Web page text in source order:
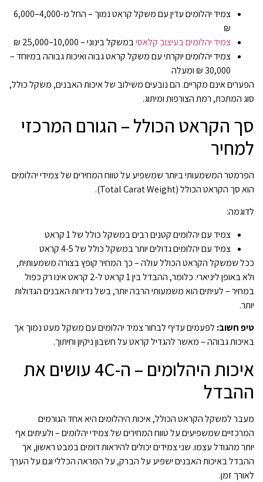
צמיד יהלומים עדין עם משקל קראט נמוך – החל מ-4,000–6,000
₪
צמיד יהלומים בעיצוב קלאסיבמשקל בינוני – 10,000–25,000 ₪
צמיד יהלומים יוקרתי עם משקל קראט גבוה ואיכות גבוהה במיוחד –
30,000 ₪ ומעלה
הפערים אינם מקריים. הם נובעים משילוב של איכות האבנים, משקל כולל,
סוג המתכת, רמת הצורפות ומיתוג.
סך הקראט הכולל – הגורם המרכזי
למחיר
הפרמטר המשמעותי ביותר שמשפיע על טווח המחירים של צמידי יהלומים
הוא סך הקראט הכולל (Total Carat Weight).
לדוגמה:
צמיד עם יהלומים קטנים רבים במשקל כולל של 1 קראט
צמיד עם יהלומים גדולים יותר במשקל כולל של 4-5 קראט
ככל שמשקל הקראט הכולל עולה – כך המחיר קופץ בצורה משמעותית,
ולא באופן ליניארי. כלומר, ההבדל בין 1 קראט ל-2 קראט אינו רק כפול
במחיר – לעיתים הוא משמעותי הרבה יותר, בשל נדירות האבנים הגדולות
יותר.
טיפ חשוב: לפעמים עדיף לבחור צמיד יהלומים עם משקל מעט נמוך אך
באיכות גבוהה – מאשר להגדיל קראט על חשבון ניקיון וחיתוך.
איכות היהלומים – ה-4C עושים את
ההבדל
מעבר למשקל הקראט הכולל, איכות היהלומים היא אחד הגורמים
המרכזיים שמשפיעים על טווח המחירים של צמידי יהלומים – ולעיתים אף
יותר מהגודל עצמו. שני צמידים יכולים להיראות דומים במבט ראשון, אך
ההבדל באיכות האבנים ישפיע על הברק, על המראה הכללי וגם על הערך
לאורך זמן.